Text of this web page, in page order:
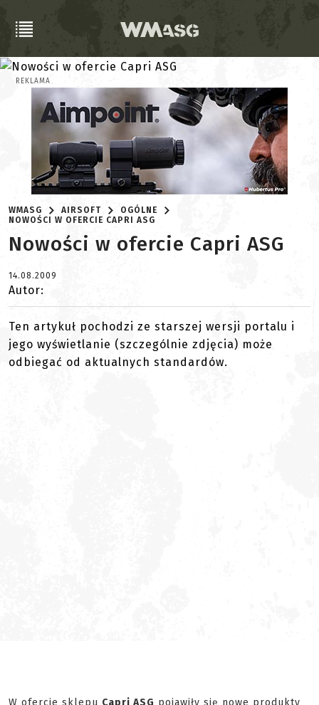
REKLAMA
WMASG AIRSOFT
OGÓLNE
NOWOŚCI W OFERCIE CAPRI ASG
Nowości w ofercie Capri ASG
14.08.2009
Autor:
Ten artykuł pochodzi ze starszej wersji portalu i
jego wyświetlanie (szczególnie zdjęcia) może
odbiegać od aktualnych standardów.